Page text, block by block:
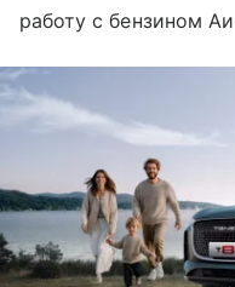
работу с бензином